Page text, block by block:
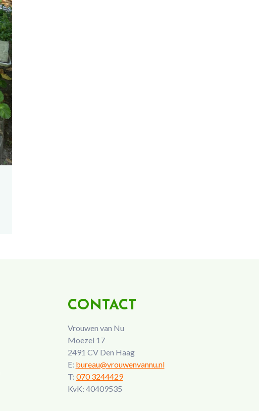
CONTACT
Vrouwen van Nu
Moezel 17
2491 CV Den Haag
E: bureau@vrouwenvannu.nl
T: 070 3244429
KvK: 40409535